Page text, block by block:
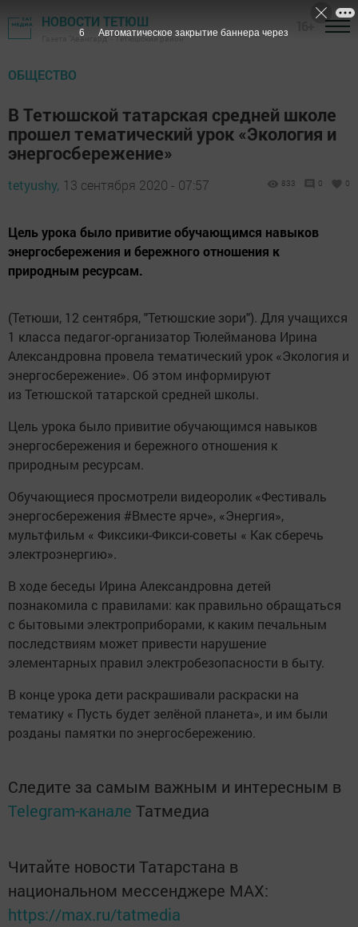
НОВОСТИ ТЕТЮШ
Газета "Авангард" - Тетюшский район
ОБЩЕСТВО
В Тетюшской татарская средней школе
прошел тематический урок «Экология и
энергосбережение»
tetyushy, 13 сентября 2020 - 07:57 833 0 0
Цель урока было привитие обучающимся навыков
энергосбережения и бережного отношения к
природным ресурсам.
(Тетюши, 12 сентября, "Тетюшские зори"). Для учащихся
1 класса педагог-организатор Тюлейманова Ирина
Александровна провела тематический урок «Экология и
энергосбережение». Об этом информируют
из Тетюшской татарской средней школы.
Цель урока было привитие обучающимся навыков
энергосбережения и бережного отношения к
природным ресурсам.
Обучающиеся просмотрели видеоролик «Фестиваль
энергосбережения #Вместе ярче», «Энергия»,
мультфильм « Фиксики-Фикси-советы « Как сберечь
электроэнергию».
В ходе беседы Ирина Александровна детей
познакомила с правилами: как правильно обращаться
с бытовыми электроприборами, к каким печальным
последствиям может привести нарушение
элементарных правил электробезопасности в быту.
В конце урока дети раскрашивали раскраски на
тематику « Пусть будет зелёной планета», и им были
розданы памятки по энергосбережению.
Следите за самым важным и интересным в
Telegram-канале Татмедиа
Читайте новости Татарстана в
национальном мессенджере MАХ:
https://max.ru/tatmedia
5 Автоматическое закрытие баннера через